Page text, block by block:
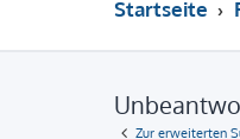
Startseite
Zur erweiterten